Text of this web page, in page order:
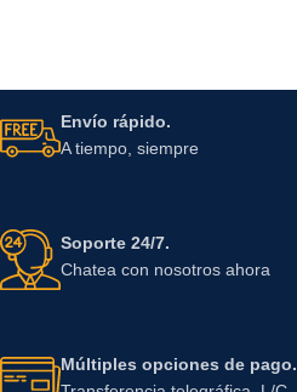
Envío rápido.
A tiempo, siempre
Soporte 24/7.
Chatea con nosotros ahora
Múltiples opciones de pago.